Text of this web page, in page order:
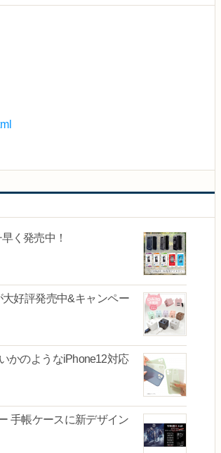
く発売中！
好評発売中&キャンペー
かのようなiPhone12対応
手帳ケースに新デザイン